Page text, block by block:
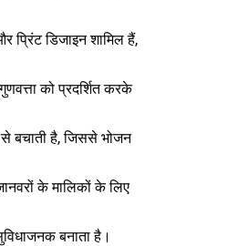
डिजाइन शामिल हैं,
को प्रदर्शित करके
से बचाती है, जिससे भोजन
के मालिकों के लिए
बनाता है।